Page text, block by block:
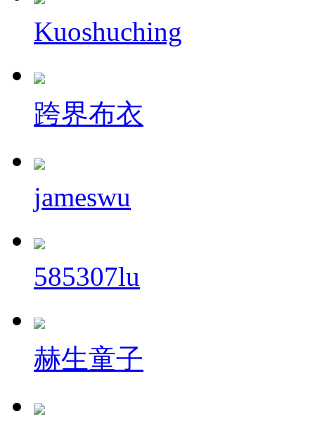
Kuoshuching
跨界布衣
jameswu
585307lu
赫生童子